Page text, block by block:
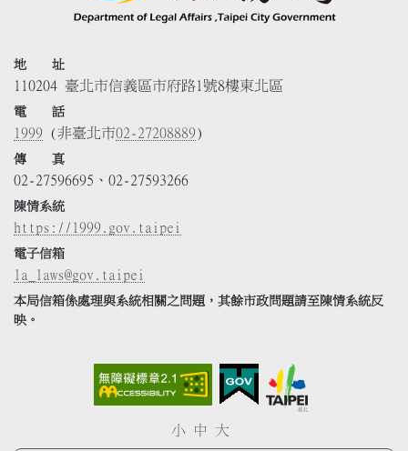
地 址
110204 臺北市信義區市府路1號8樓東北區
電 話
1999 (非臺北市02-27208889)
傳 真
02-27596695、02-27593266
陳情系統
https://1999.gov.taipei
電子信箱
la_laws@gov.taipei
本局信箱係處理與系統相關之問題，其餘市政問題請至陳情系統反
映。
小 中 大